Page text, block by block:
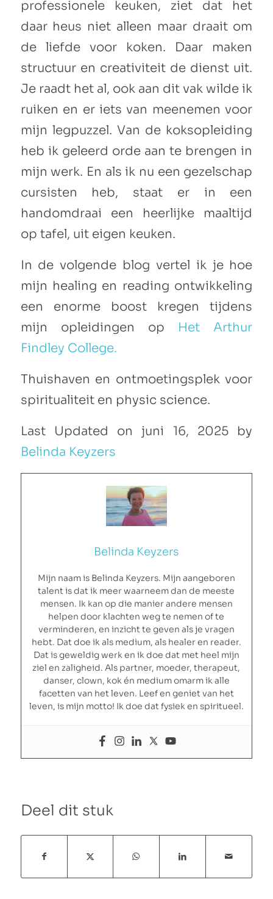
professionele keuken, ziet dat het
daar heus niet alleen maar draait om
de liefde voor koken. Daar maken
structuur en creativiteit de dienst uit.
Je raadt het al, ook aan dit vak wilde ik
ruiken en er iets van meenemen voor
mijn legpuzzel. Van de koksopleiding
heb ik geleerd orde aan te brengen in
mijn werk. En als ik nu een gezelschap
cursisten heb, staat er in een
handomdraai een heerlijke maaltijd
op tafel, uit eigen keuken.
In de volgende blog vertel ik je hoe
mijn healing en reading ontwikkeling
een enorme boost kregen tijdens
mijn opleidingen op Het Arthur
Findley College.
Thuishaven en ontmoetingsplek voor
spiritualiteit en physic science.
Last Updated on juni 16, 2025 by
Belinda Keyzers
Belinda Keyzers
Mijn naam is Belinda Keyzers. Mijn aangeboren
talent is dat ik meer waarneem dan de meeste
mensen. Ik kan op die manier andere mensen
helpen door klachten weg te nemen of te
verminderen, en inzicht te geven als je vragen
hebt. Dat doe ik als medium, als healer en reader.
Dat is geweldig werk en ik doe dat met heel mijn
ziel en zaligheid. Als partner, moeder, therapeut,
danser, clown, kok én medium omarm ik alle
facetten van het leven. Leef en geniet van het
leven, is mijn motto! Ik doe dat fysiek en spiritueel.
Deel dit stuk